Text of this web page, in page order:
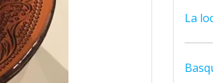
La